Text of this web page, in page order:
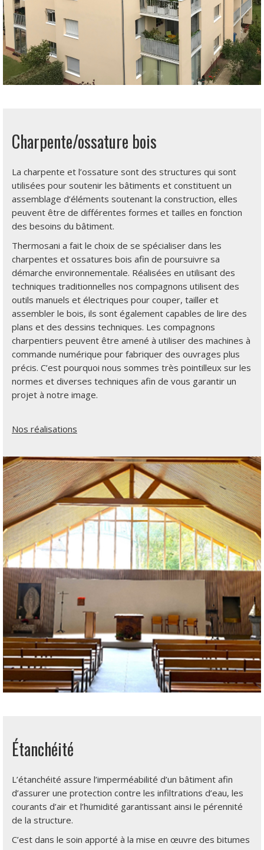
Charpente/ossature bois
La charpente et l’ossature sont des structures qui sont
utilisées pour soutenir les bâtiments et constituent un
assemblage d’éléments soutenant la construction, elles
peuvent être de différentes formes et tailles en fonction
des besoins du bâtiment.
Thermosani a fait le choix de se spécialiser dans les
charpentes et ossatures bois afin de poursuivre sa
démarche environnementale. Réalisées en utilisant des
techniques traditionnelles nos compagnons utilisent des
outils manuels et électriques pour couper, tailler et
assembler le bois, ils sont également capables de lire des
plans et des dessins techniques. Les compagnons
charpentiers peuvent être amené à utiliser des machines à
commande numérique pour fabriquer des ouvrages plus
précis. C’est pourquoi nous sommes très pointilleux sur les
normes et diverses techniques afin de vous garantir un
projet à notre image.
Nos réalisations
Étanchéité
L’étanchéité assure l’imperméabilité d’un bâtiment afin
d’assurer une protection contre les infiltrations d’eau, les
courants d’air et l’humidité garantissant ainsi le pérennité
de la structure.
C’est dans le soin apporté à la mise en œuvre des bitumes